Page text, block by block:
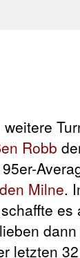
Robb
Milne.
es
letzten